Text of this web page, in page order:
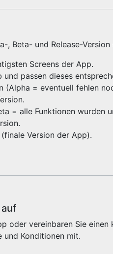
, Beta- und Release-
Screens der App.
passen dieses
(Alpha = eventuell fehlen
= alle Funktionen
Version der App).
oder vereinbaren Sie
und Konditionen mit.